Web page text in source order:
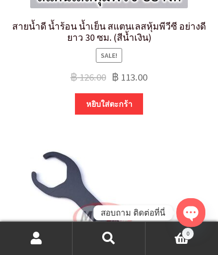
สายน้ำดี น้ำร้อน น้ำเย็น สแตนเลสหุ้มพีวีซี อย่างดี
ยาว 30 ซม. (สีน้ำเงิน)
SALE!
฿126.00 ฿ 113.00
หยิบใส่ตะกร้า
0
สอบถาม ติดต่อที่นี่
O